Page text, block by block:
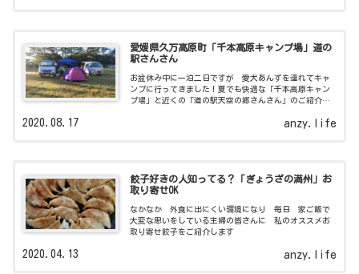
愛媛県久万高原町「千本高原キャンプ場」道の
駅さんさん
お盆休み中に一泊二日ですが 愛犬あんずを連れてキャ
ンプに行ってきました！夏でも快適な「千本高原キャン
プ場」と近くの「道の駅天空の郷さんさん」のご紹介で
anzy.life
2020.08.17
餃子好きの人知ってる？「ぎょうざの満州」お
取り寄せOK
なかなか 外食に出にくい環境になり 毎日 家ご飯で
大変な思いをしている主婦の皆さんに 私のオススメお
取り寄せ餃子をご紹介します
anzy.life
2020.04.13